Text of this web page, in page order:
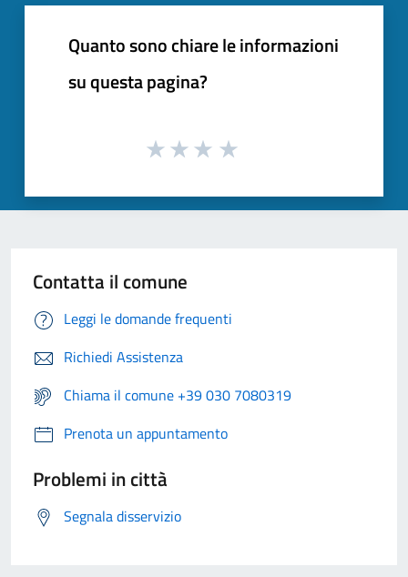
Quanto sono chiare le informazioni
su questa pagina?
Contatta il comune
Leggi le domande frequenti
Richiedi Assistenza
Chiama il comune +39 030 7080319
Prenota un appuntamento
Problemi in città
Segnala disservizio